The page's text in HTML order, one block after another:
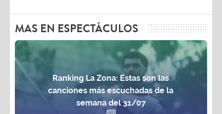
MAS EN ESPECTÁCULOS
Ranking La Zona: Estas son las
canciones más escuchadas de la
semana del 31/07